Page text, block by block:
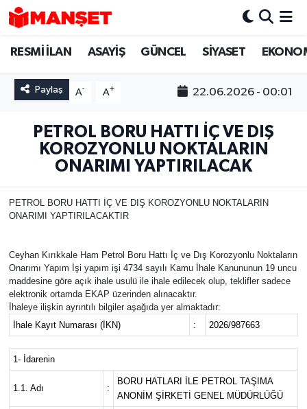
RESMİ İLAN ASAYİŞ GÜNCEL SİYASET
Paylaş A- A+ 22.06.2026 - 00:01
PETROL BORU HATTI İÇ VE DIŞ
KOROZYONLU NOKTALARIN
ONARIMI YAPTIRILACAK
PETROL BORU HATTI İÇ VE DIŞ KOROZYONLU NOKTALARIN
ONARIMI YAPTIRILACAKTIR
Ceyhan Kırıkkale Ham Petrol Boru Hattı İç ve Dış Korozyonlu Noktaların
Onarımı Yapım İşi yapım işi 4734 sayılı Kamu İhale Kanununun 19 uncu
maddesine göre açık ihale usulü ile ihale edilecek olup, teklifler sadece
elektronik ortamda EKAP üzerinden alınacaktır.
İhaleye ilişkin ayrıntılı bilgiler aşağıda yer almaktadır:
İhale Kayıt Numarası (İKN)
: 2026/987663
1- İdarenin
1.1. Adı :
BORU HATLARI İLE PETROL TAŞIMA
ANONİM ŞİRKETİ GENEL MÜDÜRLÜĞÜ
Hava Durumu
Trafik Durumu
Süper Lig Puan Durumu ve Fikstür
Tüm Manşetler